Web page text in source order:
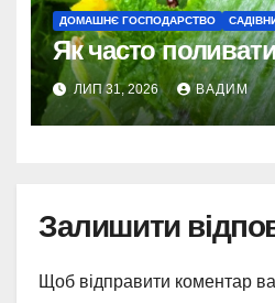
ДОМАШНЄ ГОСПОДАРСТВО
Як часто
ЛИП 31, 2026 ВАДИМ
Залишити
Щоб відправити коментар